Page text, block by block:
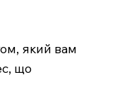
який вам
що